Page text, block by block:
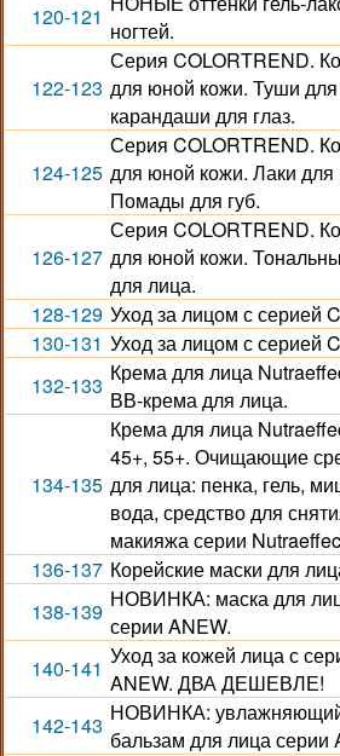
120-121
ногтей.
122-123
Серия COLORTREND.
для юной кожи. Туши
карандаши для глаз.
124-125
Серия COLORTREND.
для юной кожи. Лаки для
Помады для губ.
126-127
Серия COLORTREND.
для юной кожи.
для лица.
128-129 Уход за лицом с серией
130-131 Уход за лицом с серией
132-133 Крема для лица
ВВ-крема для лица.
134-135
Крема для лица
45+, 55+. Очищающие
для лица: пенка, гель,
вода, средство для
макияжа серии
136-137 Корейские маски для
138-139 НОВИНКА: маска для
серии ANEW.
140-141 Уход за кожей лица с
ANEW. ДВА ДЕШЕВЛЕ!
142-143 НОВИНКА: увлажняющий
бальзам для лица серии